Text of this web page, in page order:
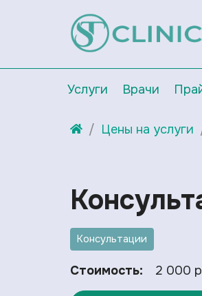
Услуги Врачи
Цены на услуги
Консультации
Стоимость: 2 000